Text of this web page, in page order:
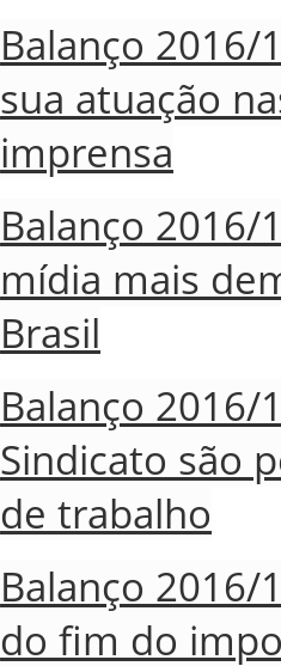
Balanço 2016/
sua atuação
imprensa
Balanço 2016/
mídia mais
Brasil
Balanço
Sindicato são
de trabalho
Balanço 2016/
do fim do